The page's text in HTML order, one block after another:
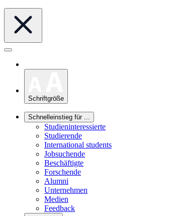
Schriftgröße
Schnelleinstieg für ...
Studieninteressierte
Studierende
International students
Jobsuchende
Beschäftigte
Forschende
Alumni
Unternehmen
Medien
Feedback